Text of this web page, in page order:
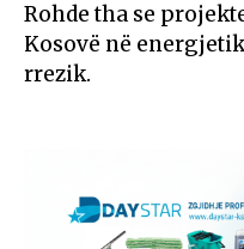
Rohde tha se
Kosovë në
rrezik.